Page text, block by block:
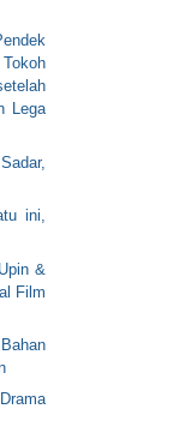
Lega
ini,
&
Film